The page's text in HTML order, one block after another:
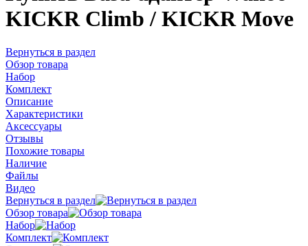
KICKR Climb / KICKR Move
Вернуться в раздел
Обзор товара
Набор
Комплект
Описание
Характеристики
Аксессуары
Отзывы
Похожие товары
Наличие
Файлы
Видео
Вернуться в раздел
Обзор товара
Набор
Комплект